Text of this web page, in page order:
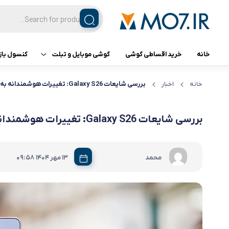
خانه خرید اقساطی گوشی گوشی موبایل و تبلت
تبلت
گوشی شیائومی
گوشی ناتینگ فون
کنسول
کنسول خانه اخبار بررسی شایعات Galaxy S26: تغییرات هوشمندانه به‌جای انقلاب سخت‌افزاری
بررسی شایعات Galaxy S26: تغییرات هوشمندانه به‌جای انقلاب سخت‌افزاری
محمد 13 مهر 1404 |
09:58